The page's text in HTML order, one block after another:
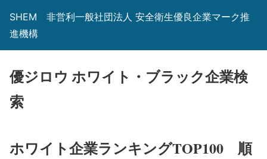
SHEM 非営利一般社団法人 安全衛生優良企業マーク推
進機構
優ジロウ ホワイト・ブラック企業検
索
ホワイト企業ランキングTOP100 順